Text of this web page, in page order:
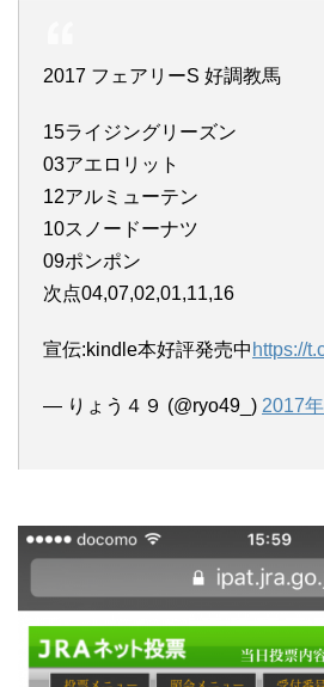
2017 フェアリーS 好調教馬
15ライジングリーズン
03アエロリット
12アルミューテン
10スノードーナツ
09ポンポン
次点04,07,02,01,11,16
宣伝:kindle本好評発売中 https://
— りょう４９ (@ryo49_) 2017